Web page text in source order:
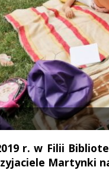
r. w Filii
Martynki